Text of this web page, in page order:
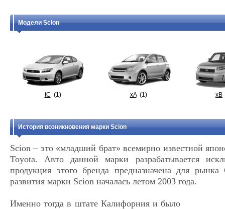
Модели Scion
tC (1) xA (1) xB
История возникновения марки Scion
Scion – это «младший брат» всемирно известной
Toyota. Авто данной марки разрабатывается
продукция этого бренда предназначена для
развития марки Scion началась летом 2003 года.
Именно тогда в штате Калифорния и было